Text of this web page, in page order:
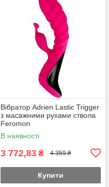
Вібратор Adrien Lastic Trigger
з масажними рухами ствола
Feromon
В наявності
3 772,83 ₴ 4 359 ₴
Купити